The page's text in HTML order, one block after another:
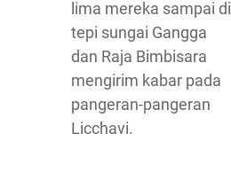
lima mereka sampai di
tepi sungai Gangga
dan Raja Bimbisara
mengirim kabar pada
pangeran-pangeran
Licchavi.